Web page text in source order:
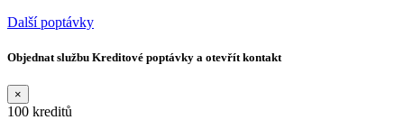
Další poptávky
Objednat službu Kreditové poptávky a otevřít kontakt
×
100 kreditů